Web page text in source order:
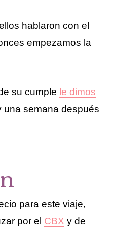
hablaron con el
empezamos la
su cumple le dimos
una semana después
para este viaje,
por el CBX y de